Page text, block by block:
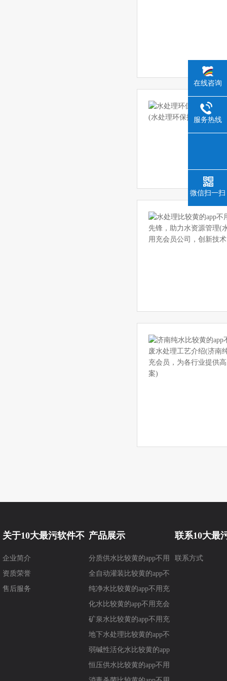
关于10大最污软件不
企业简介
资质荣誉
售后服务
产品展示
分质供水比较黄的app不用
充会员
全自动灌装比较黄的app不
用充会员
纯净水比较黄的app不用充
会员
化水比较黄的app不用充会
员
矿泉水比较黄的app不用充
会员
地下水处理比较黄的app不
用充会员
弱碱性活化水比较黄的app
不用充会员
恒压供水比较黄的app不用
联系10大最
联系方式
在线咨询
服务热线
微信扫一扫